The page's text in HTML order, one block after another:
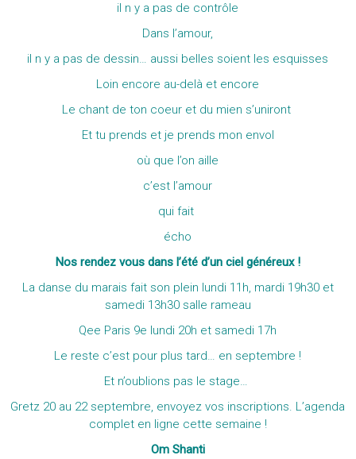
il n y a pas de contrôle
Dans l’amour,
il n y a pas de dessin… aussi belles soient les esquisses
Loin encore au-delà et encore
Le chant de ton coeur et du mien s’uniront
Et tu prends et je prends mon envol
où que l’on aille
c’est l’amour
qui fait
écho
Nos rendez vous dans l’été d’un ciel généreux !
La danse du marais fait son plein lundi 11h, mardi 19h30 et
samedi 13h30 salle rameau
Qee Paris 9e lundi 20h et samedi 17h
Le reste c’est pour plus tard… en septembre !
Et n’oublions pas le stage…
Gretz 20 au 22 septembre, envoyez vos inscriptions. L’agenda
complet en ligne cette semaine !
Om Shanti